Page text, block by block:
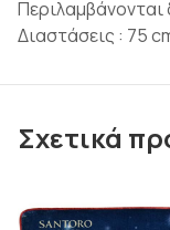
Περιλαμβάνονται
Διαστάσεις : 75
Σχετικά